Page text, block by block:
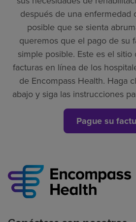
después de una enfermedad
posible que se sienta
queremos que el pago de su
simple posible. Este es el
facturas en línea de los
de Encompass Health. Haga
abajo y siga las instrucciones
Pague su